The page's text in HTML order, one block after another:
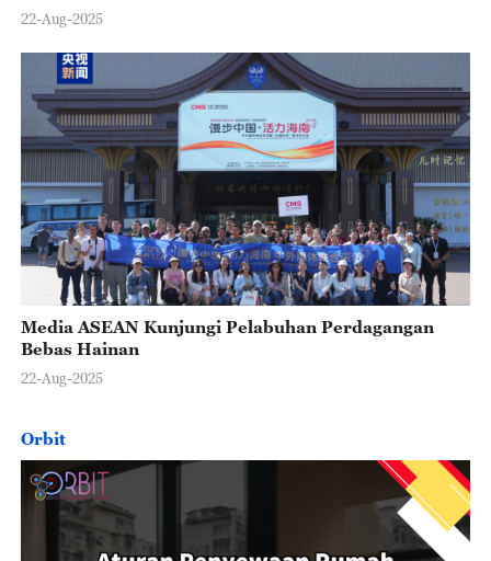
22-Aug-2025
Media ASEAN Kunjungi Pelabuhan Perdagangan
Bebas Hainan
22-Aug-2025
Orbit